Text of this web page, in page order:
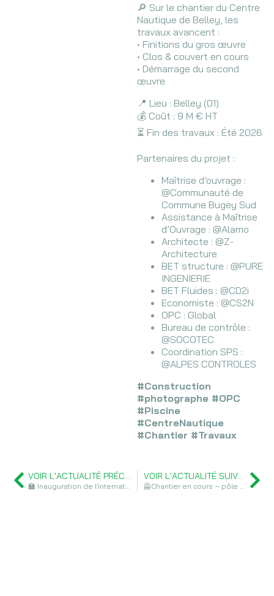
🔎 Sur le chantier du Centre
Nautique de Belley, les
travaux avancent :
• Finitions du gros œuvre
• Clos & couvert en cours
• Démarrage du second
œuvre
📍 Lieu : Belley (01)
💰 Coût : 9 M € HT
⏳ Fin des travaux : Été 2026
Partenaires du projet :
Maîtrise d’ouvrage :
@Communauté de
Commune Bugey Sud
Assistance à Maîtrise
d’Ouvrage : @Alamo
Architecte : @Z-
Architecture
BET structure : @PURE
INGENIERIE
BET Fluides : @CD2i
Economiste : @CS2N
OPC : Global
Bureau de contrôle :
@SOCOTEC
Coordination SPS :
@ALPES CONTROLES
#Construction
#photographe #OPC
#Piscine
#CentreNautique
#Chantier #Travaux
VOIR L'ACTUALITÉ PRÉCÉDENTE VOIR L'ACTUALITÉ SUIVANTE